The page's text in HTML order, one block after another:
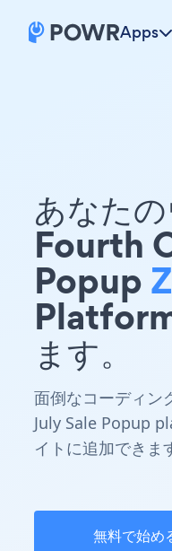
Apps
あなた
Fourth
Popup
ます。
面倒なコーディ
July Sale Popup
イトに追加できま
無料で始め